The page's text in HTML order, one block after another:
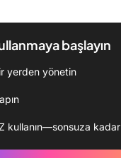
başlayın
yerden yönetin
kullanın—sonsuza kadar